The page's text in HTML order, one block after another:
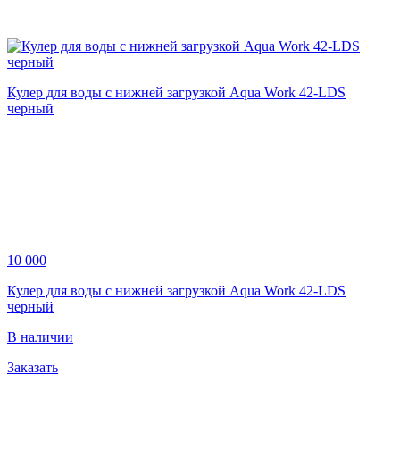
Кулер для воды с нижней загрузкой Aqua Work 42-LDS
черный
10 000
Кулер для воды с нижней загрузкой Aqua Work 42-LDS
черный
В наличии
Заказать